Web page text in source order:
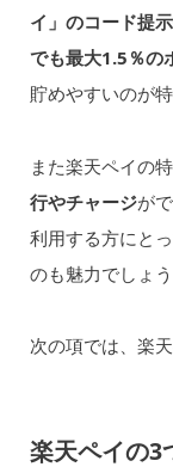
イ」のコード提
でも最大1.5％の
貯めやすいのが特
また楽天ペイの
行やチャージが
利用する方にと
のも魅力でしょう
次の項では、楽
楽天ペイの3